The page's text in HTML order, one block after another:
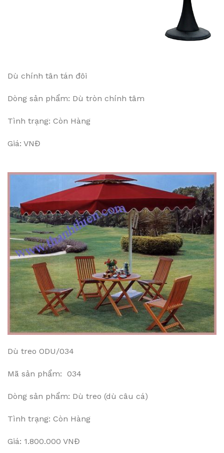
Dù chính tân tán đôi
Dòng sản phẩm: Dù tròn chính tâm
Tình trạng: Còn Hàng
Giá: VNĐ
Dù treo ODU/034
Mã sản phẩm: 034
Dòng sản phẩm: Dù treo (dù câu cá)
Tình trạng: Còn Hàng
Giá: 1.800.000 VNĐ